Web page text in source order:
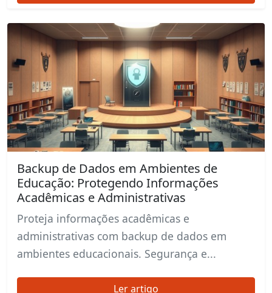
Backup de Dados em Ambientes de
Educação: Protegendo Informações
Acadêmicas e Administrativas
Proteja informações acadêmicas e
administrativas com backup de dados em
ambientes educacionais. Segurança e...
Ler artigo